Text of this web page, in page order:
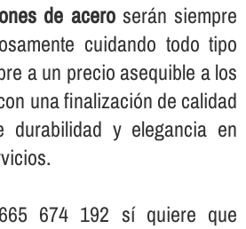
de aceroserán siempre
cuidando todo tipo
a un precio asequible a los
una finalización de calidad
y elegancia en
674 192 sí­ quiere que